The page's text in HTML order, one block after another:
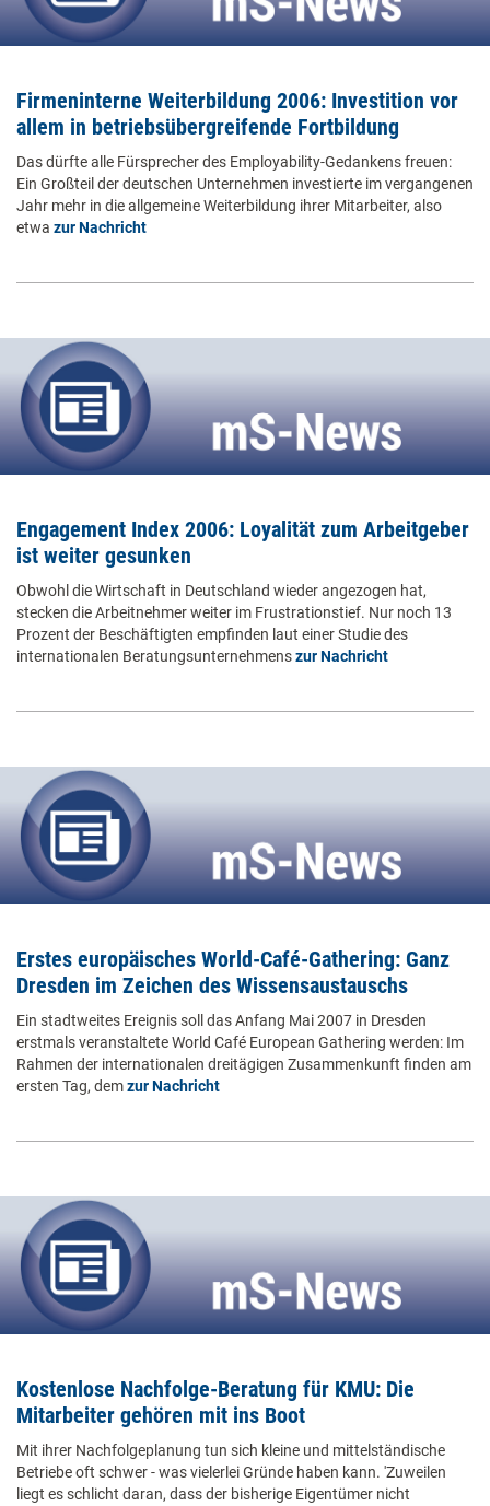
Firmeninterne Weiterbildung 2006: Investition vor
allem in betriebsübergreifende Fortbildung
Das dürfte alle Fürsprecher des Employability-Gedankens freuen:
Ein Großteil der deutschen Unternehmen investierte im vergangenen
Jahr mehr in die allgemeine Weiterbildung ihrer Mitarbeiter, also
etwa zur Nachricht
Engagement Index 2006: Loyalität zum Arbeitgeber
ist weiter gesunken
Obwohl die Wirtschaft in Deutschland wieder angezogen hat,
stecken die Arbeitnehmer weiter im Frustrationstief. Nur noch 13
Prozent der Beschäftigten empfinden laut einer Studie des
internationalen Beratungsunternehmenszur Nachricht
Erstes europäisches World-Café-Gathering: Ganz
Dresden im Zeichen des Wissensaustauschs
Ein stadtweites Ereignis soll das Anfang Mai 2007 in Dresden
erstmals veranstaltete World Café European Gathering werden: Im
Rahmen der internationalen dreitägigen Zusammenkunft finden am
ersten Tag, demzur Nachricht
Kostenlose Nachfolge-Beratung für KMU: Die
Mitarbeiter gehören mit ins Boot
Mit ihrer Nachfolgeplanung tun sich kleine und mittelständische
Betriebe oft schwer - was vielerlei Gründe haben kann. 'Zuweilen
liegt es schlicht daran, dass der bisherige Eigentümer nicht